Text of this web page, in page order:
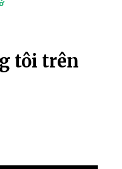
tôi trên